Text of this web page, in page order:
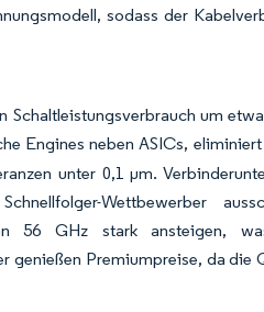
sodass der
um
Engines neben ASICs,
unter 0,1 µm.
Wettbewerber
56 GHz stark ansteigen,
genießen Premiumpreise, da